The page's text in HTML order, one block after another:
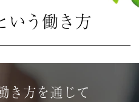
う働き方
き方を通じて